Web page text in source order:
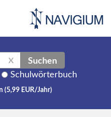
X Suchen
Schulwörterbuch
(5,99 EUR/Jahr)